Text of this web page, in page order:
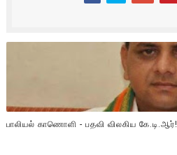
பாலியல் காணொளி - பதவி விலகிய கே.டி.ஆர்!